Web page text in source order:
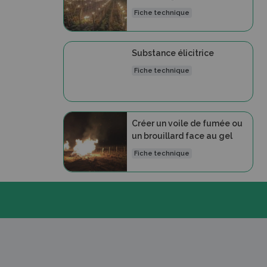
Fiche technique
Substance élicitrice
Fiche technique
Créer un voile de fumée ou
un brouillard face au gel
Fiche technique